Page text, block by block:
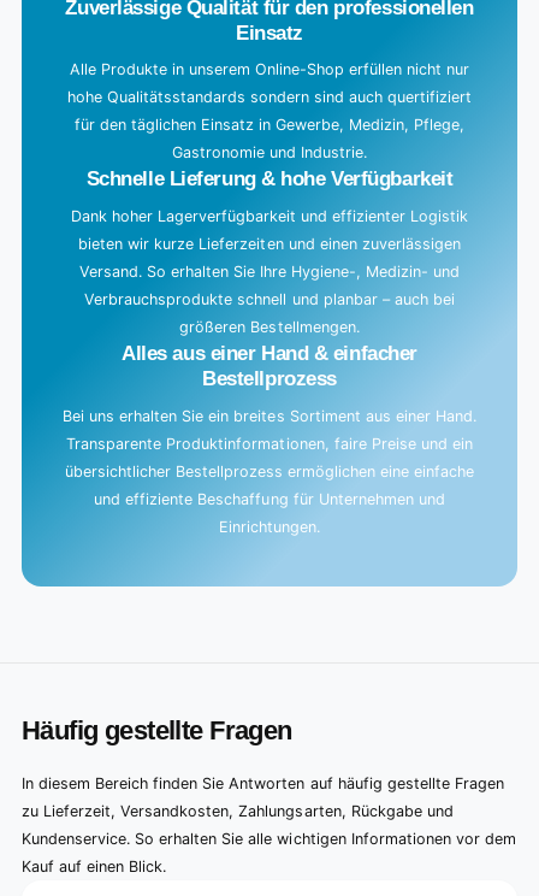
cm
2.8
Zuverlässige Qualität für den professionellen
Einsatz
Alle Produkte in unserem Online-Shop erfüllen nicht nur
hohe Qualitätsstandards sondern sind auch quertifiziert
für den täglichen Einsatz in Gewerbe, Medizin, Pflege,
Gastronomie und Industrie.
Schnelle Lieferung & hohe Verfügbarkeit
Dank hoher Lagerverfügbarkeit und effizienter Logistik
bieten wir kurze Lieferzeiten und einen zuverlässigen
Versand. So erhalten Sie Ihre Hygiene-, Medizin- und
Verbrauchsprodukte schnell und planbar – auch bei
größeren Bestellmengen.
Alles aus einer Hand & einfacher
Bestellprozess
Bei uns erhalten Sie ein breites Sortiment aus einer Hand.
Transparente Produktinformationen, faire Preise und ein
übersichtlicher Bestellprozess ermöglichen eine einfache
und effiziente Beschaffung für Unternehmen und
Einrichtungen.
Häufig gestellte Fragen
In diesem Bereich finden Sie Antworten auf häufig gestellte Fragen
zu Lieferzeit, Versandkosten, Zahlungsarten, Rückgabe und
Kundenservice. So erhalten Sie alle wichtigen Informationen vor dem
Kauf auf einen Blick.